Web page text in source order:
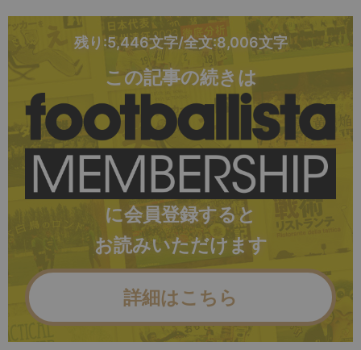
残り:5,446文字/全文:8,006文字
この記事の続きは
に会員登録すると
お読みいただけます
詳細はこちら